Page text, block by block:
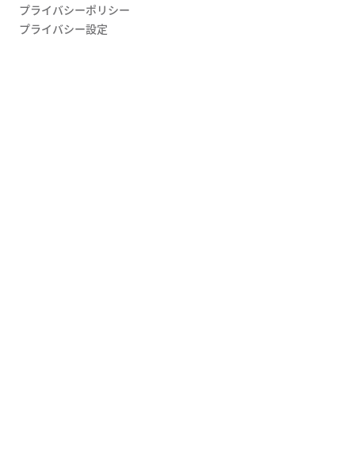
プライバシーポリシー
プライバシー設定